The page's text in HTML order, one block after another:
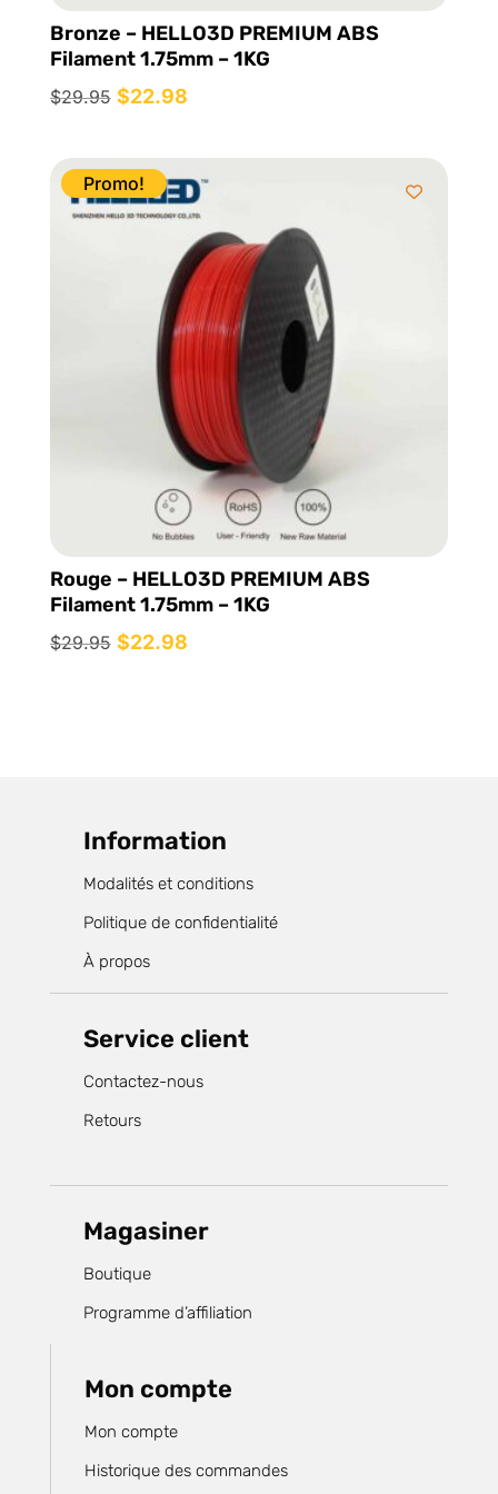
Bronze – HELLO3D PREMIUM ABS
Filament 1.75mm – 1KG
$29.95 Le
initial
était :
$29.95.
$22.98Le
actuel
est :
$22.98.
Promo!
Rouge – HELLO3D PREMIUM ABS
Filament 1.75mm – 1KG
$29.95 Le
$22.98Le
Information
Modalités et conditions
Politique de confidentialité
À propos
Service client
Contactez-nous
Retours
Magasiner
Boutique
Programme d’affiliation
Mon compte
Mon compte
Historique des commandes